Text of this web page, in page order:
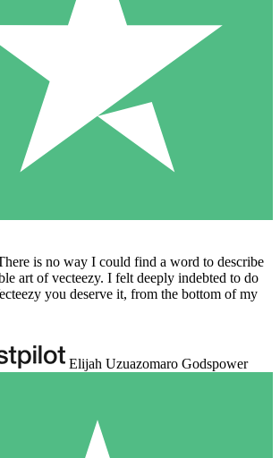
is no way I could find a word to describe
art of vecteezy. I felt deeply indebted to do
you deserve it, from the bottom of my
Elijah Uzuazomaro Godspower